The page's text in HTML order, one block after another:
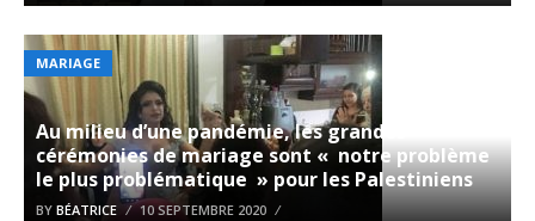
MARIAGE
Au milieu d’une pandémie, les grandes
cérémonies de mariage sont « notre problème
le plus problématique » pour les Palestiniens
BY BÉATRICE 10 SEPTEMBRE 2020